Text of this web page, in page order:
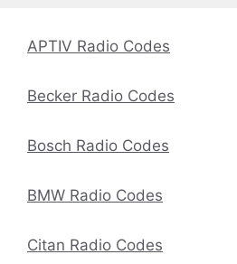
APTIV Radio Codes
Becker Radio Codes
Bosch Radio Codes
BMW Radio Codes
Citan Radio Codes